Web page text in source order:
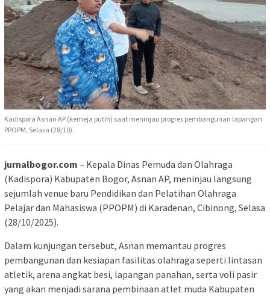
Kadispora Asnan AP (kemeja putih) saat meninjau progres pembangunan lapangan
PPOPM, Selasa (28/10).
jurnalbogor.com – Kepala Dinas Pemuda dan Olahraga
(Kadispora) Kabupaten Bogor, Asnan AP, meninjau langsung
sejumlah venue baru Pendidikan dan Pelatihan Olahraga
Pelajar dan Mahasiswa (PPOPM) di Karadenan, Cibinong, Selasa
(28/10/2025).
Dalam kunjungan tersebut, Asnan memantau progres
pembangunan dan kesiapan fasilitas olahraga seperti lintasan
atletik, arena angkat besi, lapangan panahan, serta voli pasir
yang akan menjadi sarana pembinaan atlet muda Kabupaten